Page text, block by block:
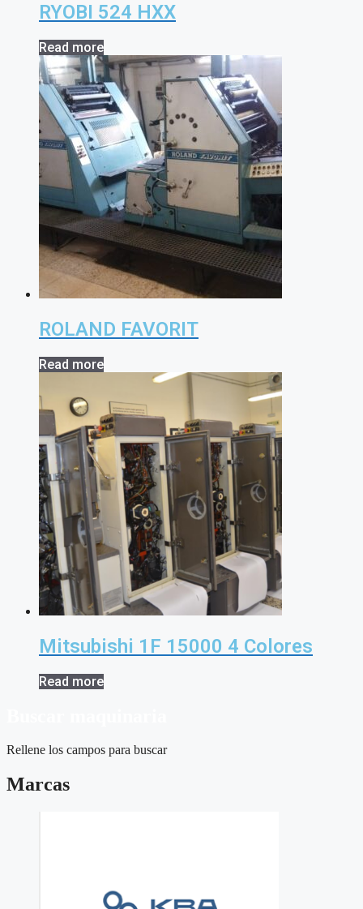
RYOBI 524 HXX
Read more
ROLAND FAVORIT
Read more
Mitsubishi 1F 15000 4 Colores
Read more
Rellene los campos para buscar
Marcas